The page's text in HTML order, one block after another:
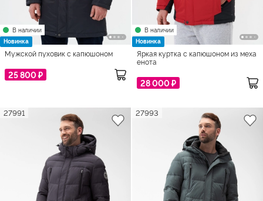
В наличии
Новинка
Мужской пуховик с капюшоном
25 800 ₽
В наличии
Новинка
Яркая куртка с капюшоном из меха
енота
28 000 ₽
27991 27993